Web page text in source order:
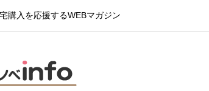
購入を応援するWEBマガジン